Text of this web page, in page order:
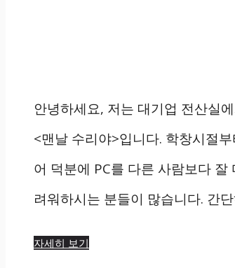
안녕하세요, 저는 대기업 전산실
<맨날 수리야>입니다. 학창시절
어 덕분에 PC를 다른 사람보다
려워하시는 분들이 많습니다. 간
자세히 보기